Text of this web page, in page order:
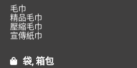
毛巾
精品毛巾
壓縮毛巾
宣傳紙巾
袋, 箱包